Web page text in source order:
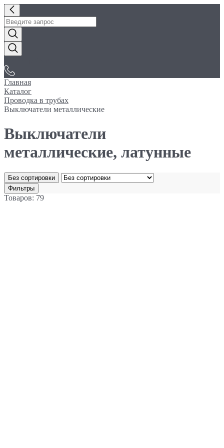
Главная
Каталог
Проводка в трубах
Выключатели металлические
Выключатели
металлические, латунные
Без сортировки
Фильтры
Товаров: 79